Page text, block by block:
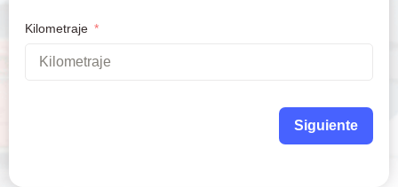
Kilometraje
Siguiente